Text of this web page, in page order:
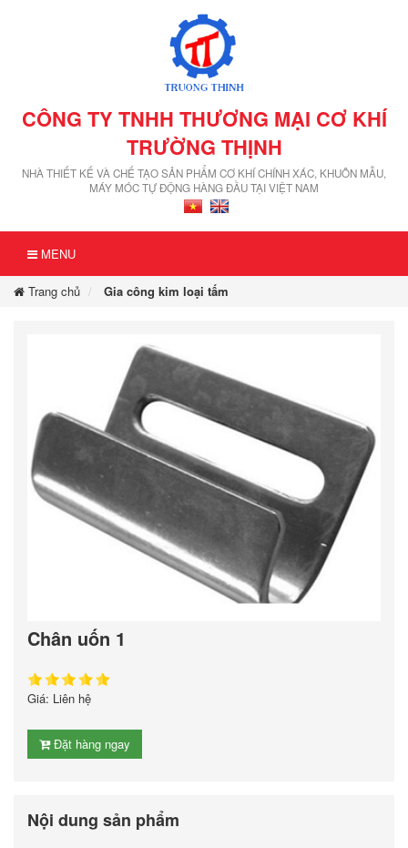
CÔNG TY TNHH THƯƠNG MẠI CƠ KHÍ
TRƯỜNG THỊNH
NHÀ THIẾT KẾ VÀ CHẾ TẠO SẢN PHẨM CƠ KHÍ CHÍNH XÁC, KHUÔN MẪU,
MÁY MÓC TỰ ĐỘNG HÀNG ĐẦU TẠI VIỆT NAM
MENU
Trang chủ Gia công kim loại tấm
Chân uốn 1
Giá: Liên hệ
Đặt hàng ngay
Nội dung sản phẩm